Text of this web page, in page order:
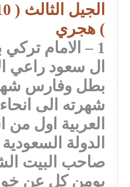
) هجري
1 – الامام
ال سعود راعي
بطل وفارس
شهرته الى
العربية اول من
الدولة السعودية
صاحب البيت
يومن كل عن